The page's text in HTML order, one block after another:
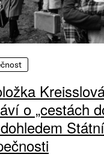
o „cestách
Státní